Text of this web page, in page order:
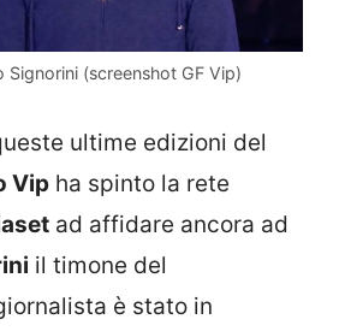
(screenshot GF Vip)
ultime edizioni del
Vip ha spinto la rete
ad affidare ancora ad
il timone del
è stato in